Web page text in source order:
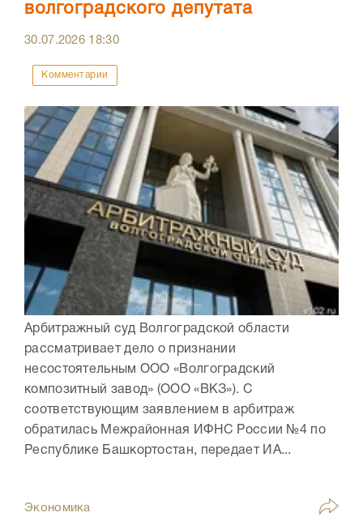
волгоградского депутата
30.07.2026 18:30
Комментарии
Арбитражный суд Волгоградской области
рассматривает дело о признании
несостоятельным ООО «Волгоградский
композитный завод» (ООО «ВКЗ»). С
соответствующим заявлением в арбитраж
обратилась Межрайонная ИФНС России №4 по
Республике Башкортостан, передает ИА...
Экономика